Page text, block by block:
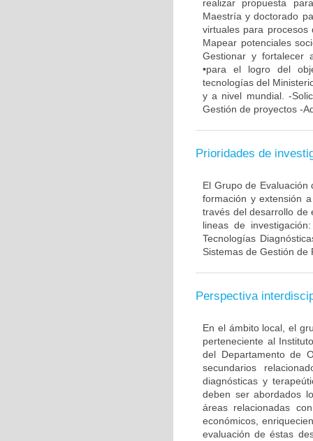
realizar propuesta
Maestría y doctorado
virtuales para procesos
Mapear potenciales
Gestionar y fortalecer
•para el logro del
tecnologías del
y a nivel mundial. -
Gestión de proyectos -
Prioridades de
El Grupo de Evaluación
formación y extensión
través del desarrollo de
lineas de
Tecnologías
Sistemas de Gestión de
Perspectiva
En el ámbito local, el
perteneciente al
del Departamento de
secundarios
diagnósticas y
deben ser abordados
áreas relacionadas
económicos,
evaluación de éstas